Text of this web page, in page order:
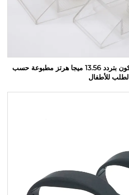
أساور تتبع RFID من السيليكون بتردد 13.56 ميجا هرتز مطبوعة حسب
الطلب للأطفال